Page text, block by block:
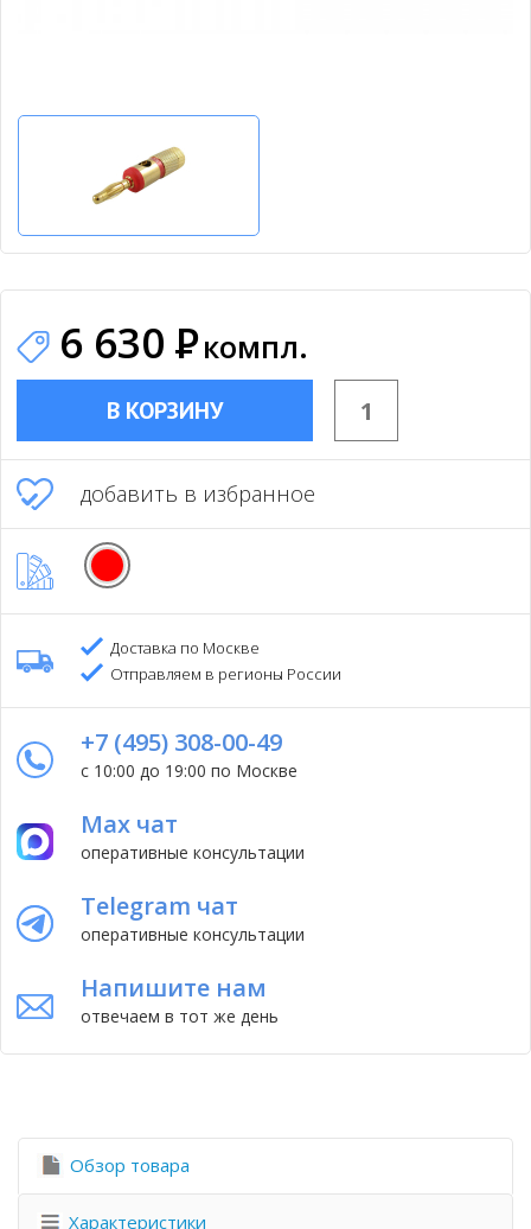
6 630 Ркомпл.
В КОРЗИНУ
добавить в избранное
Доставка по Москве
Отправляем в регионы России
+7 (495) 308-00-49
с 10:00 до 19:00 по Москве
Max чат
оперативные консультации
Telegram чат
оперативные консультации
Напишите нам
отвечаем в тот же день
Обзор товара
Характеристики